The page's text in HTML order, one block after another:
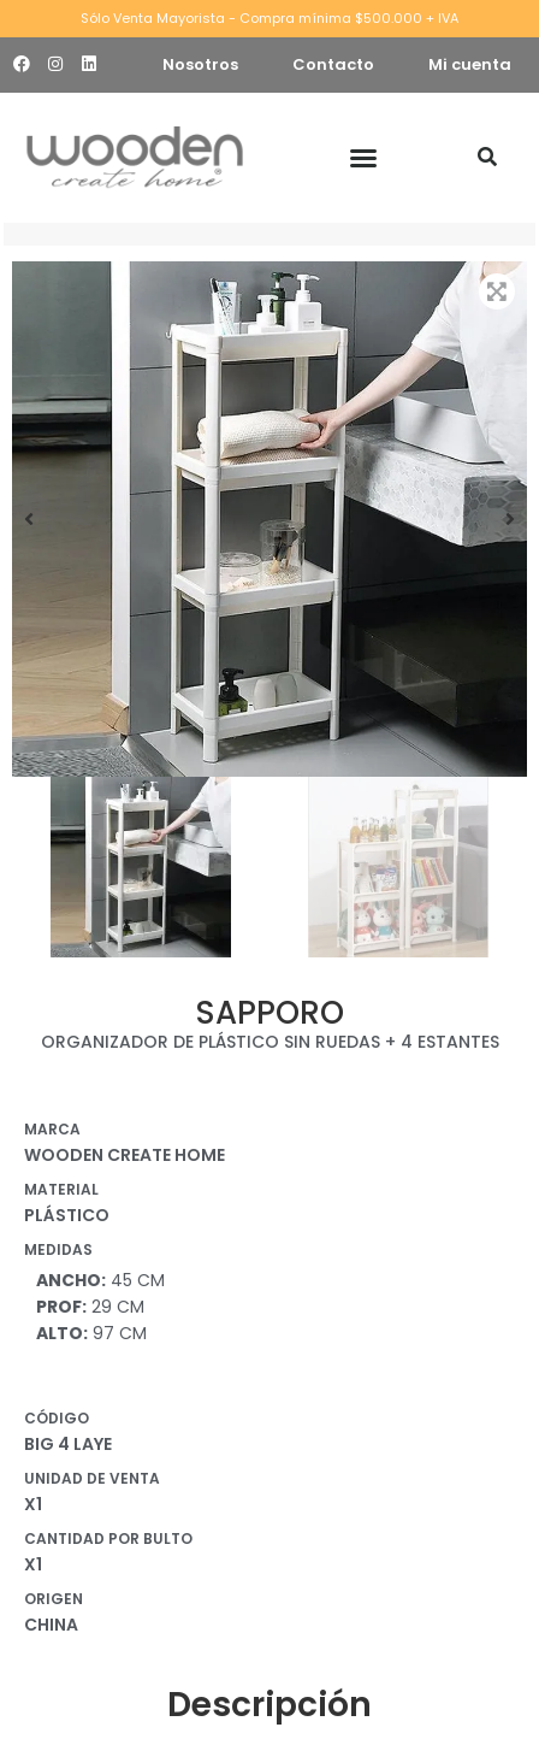
Sólo Venta Mayorista - Compra mínima $500.000 + IVA
Nosotros Contacto Mi cuenta
SAPPORO
ORGANIZADOR DE PLÁSTICO SIN RUEDAS + 4 ESTANTES
MARCA
WOODEN CREATE HOME
MATERIAL
PLÁSTICO
MEDIDAS
ANCHO: 45 CM
PROF: 29 CM
ALTO: 97 CM
CÓDIGO
BIG 4 LAYE
UNIDAD DE VENTA
X1
CANTIDAD POR BULTO
X1
ORIGEN
CHINA
Descripción